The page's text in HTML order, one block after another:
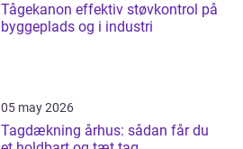
Tågekanon effektiv støvkontrol på
byggeplads og i industri
05 may 2026
Tagdækning århus: sådan får du